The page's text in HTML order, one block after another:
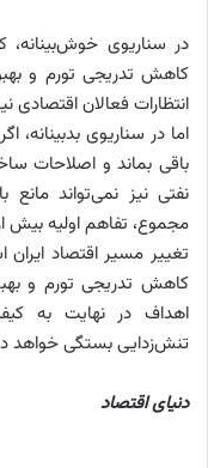
در سناریوی
کاهش تدریجی تورم و
انتظارات فعالان اقتصادی
اما در سناریوی
باقی بماند و اصلاحات
نفتی نیز نمی‌تواند
مجموع، تفاهم اولیه بیش
تغییر مسیر اقتصاد
کاهش تدریجی تورم و
اهداف در نهایت به
تنش‌زدایی بستگی خواهد
دنیای اقتصاد